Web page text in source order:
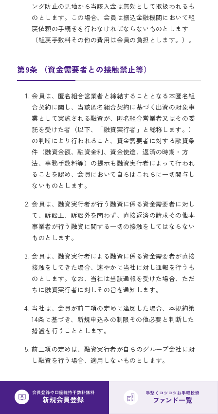
ング防止の見地から当該入金は無効として取扱われるも
のとします。この場合、会員は振込金融機関において組
戻依頼の手続きを行わなければならないものとします
（組戻手数料その他の費用は会員の負担とします。）。
第9条 （資金需要者との接触禁止等）
会員は、匿名組合営業者と締結することとなる本匿名組
合契約に関し、当該匿名組合契約に基づく出資の対象事
業として実施される融資が、匿名組合営業者又はその委
託を受けた者（以下、「融資実行者」と総称します。）
の判断により行われること、資金需要者に対する融資条
件（融資金額、融資金利、資金使途、返済の時期・方
法、事務手数料等）の提示も融資実行者によって行われ
ることを認め、会員において自らはこれらに一切関与し
ないものとします。
会員は、融資実行者が行う融資に係る資金需要者に対し
て、訴訟上、訴訟外を問わず、直接返済の請求その他本
事業者が行う融資に関する一切の接触をしてはならない
ものとします。
会員は、融資実行者による融資に係る資金需要者が直接
接触をしてきた場合、速やかに当社に対し通報を行うも
のとします。なお、当社は当該通報を受けた場合、ただ
ちに融資実行者に対しその旨を通知します。
当社は、会員が前二項の定めに違反した場合、本規約第
14条に基づき、新規申込みの制限その他必要と判断した
措置を行うこととします。
前三項の定めは、融資実行者が自らのグループ会社に対
し融資を行う場合、適用しないものとします。
第10条 （自己募集ファンドに係る運用方針、出金
手続き、申込みの制限等）